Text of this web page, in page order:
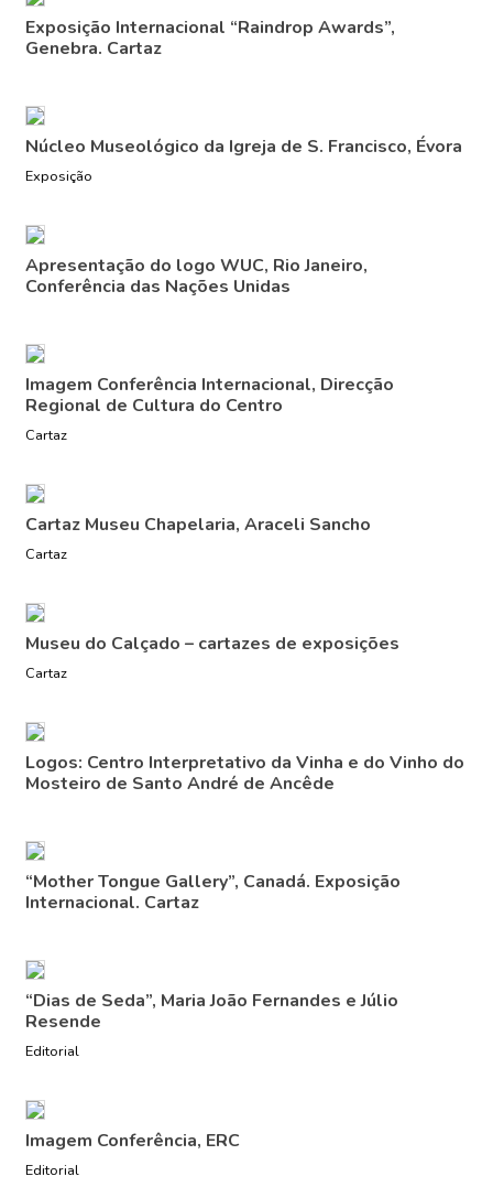
Exposição Internacional “Raindrop Awards”,
Genebra. Cartaz
Núcleo Museológico da Igreja de S. Francisco, Évora
Exposição
Apresentação do logo WUC, Rio Janeiro,
Conferência das Nações Unidas
Imagem Conferência Internacional, Direcção
Regional de Cultura do Centro
Cartaz
Cartaz Museu Chapelaria, Araceli Sancho
Cartaz
Museu do Calçado – cartazes de exposições
Cartaz
Logos: Centro Interpretativo da Vinha e do Vinho do
Mosteiro de Santo André de Ancêde
“Mother Tongue Gallery”, Canadá. Exposição
Internacional. Cartaz
“Dias de Seda”, Maria João Fernandes e Júlio
Resende
Editorial
Imagem Conferência, ERC
Editorial